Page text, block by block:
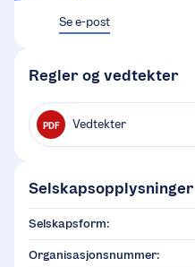
Se e-post
Regler og vedtekter
PDF Vedtekter
Selskapsopplysninger
Selskapsform:
Organisasjonsnummer: